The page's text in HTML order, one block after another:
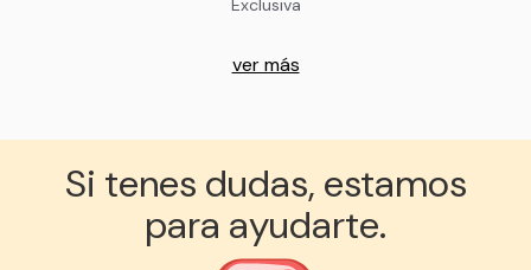
ver más
Si tenes dudas, estamos
para ayudarte.